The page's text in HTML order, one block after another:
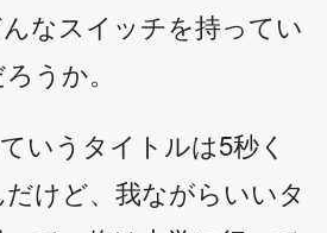
なスイッチを持ってい
うか。
いうタイトルは5秒く
けど、我ながらいいタ